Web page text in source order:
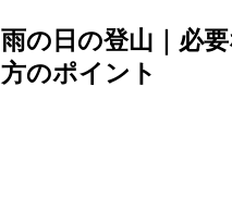
雨の日の登山｜必
方のポイント